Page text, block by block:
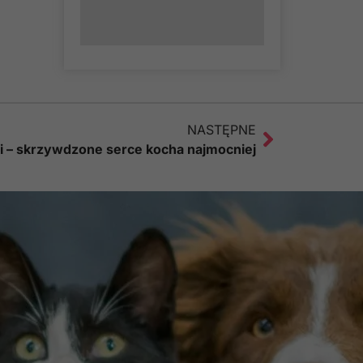
NASTĘPNE
– skrzywdzone serce kocha najmocniej